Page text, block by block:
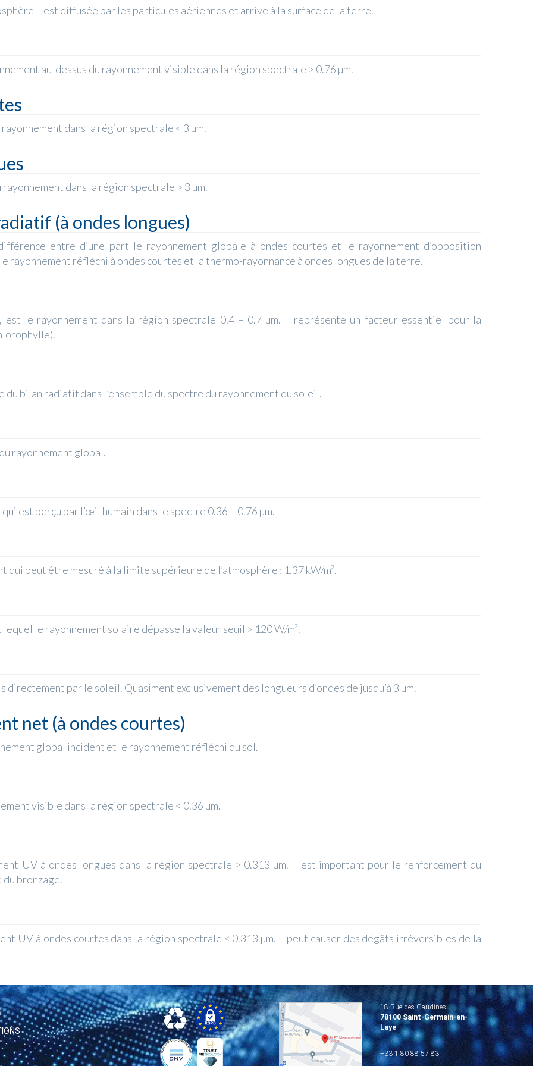
– est diffusée par les particules aériennes et arrive à la surface de la terre.
au-dessus du rayonnement visible dans la région spectrale > 0.76 µm.
dans la région spectrale < 3 µm.
dans la région spectrale > 3 µm.
(à ondes longues)
entre d’une part le rayonnement globale à ondes courtes et le rayonnement d’opposition
rayonnement réfléchi à ondes courtes et la thermo-rayonnance à ondes longues de la terre.
est le rayonnement dans la région spectrale 0.4 – 0.7 µm. Il représente un facteur essentiel pour la
bilan radiatif dans l’ensemble du spectre du rayonnement du soleil.
rayonnement global.
est perçu par l’œil humain dans le spectre 0.36 – 0.76 µm.
peut être mesuré à la limite supérieure de l’atmosphère : 1.37 kW/m².
le rayonnement solaire dépasse la valeur seuil > 120 W/m².
par le soleil. Quasiment exclusivement des longueurs d’ondes de jusqu’à 3 µm.
net (à ondes courtes)
global incident et le rayonnement réfléchi du sol.
visible dans la région spectrale < 0.36 µm.
UV à ondes longues dans la région spectrale > 0.313 µm. Il est important pour le renforcement du
bronzage.
UV à ondes courtes dans la région spectrale < 0.313 µm. Il peut causer des dégâts irréversibles de la
18 Rue des Gaudines
78100 Saint-Germain-en-
Laye
+33 1 80 88 57 83